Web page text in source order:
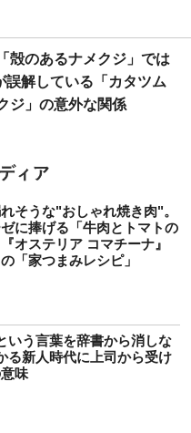
殻のあるナメクジ」では
誤解している「カタツム
ジ」の意外な関係
そうな"おしゃれ焼き肉"。
に捧げる「牛肉とトマトの
オステリア コマチーナ』
「家つまみレシピ」
いう言葉を辞書から消しな
る新人時代に上司から受け
味